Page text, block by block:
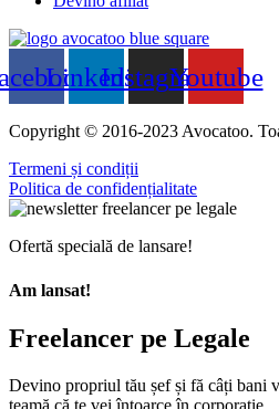
LinkedinInstagramYoutube
Copyright © 2016-2023 Avocatoo.
Termeni și condiții
Politica de confidențialitate
Ofertă specială de lansare!
Am lansat!
Freelancer pe Legale
Devino propriul tău șef și fă câți bani
teamă că te vei întoarce în corporație.